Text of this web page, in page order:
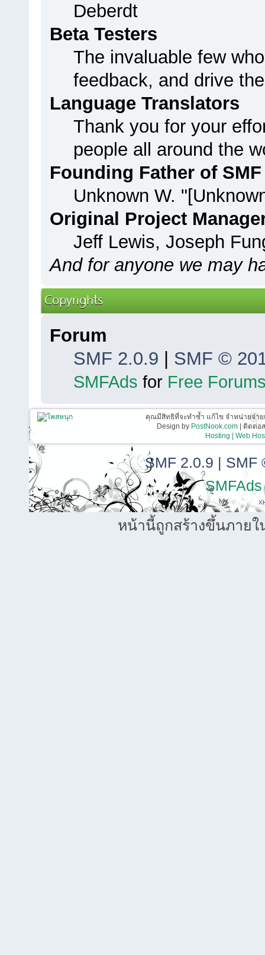
Deberdt
Beta Testers
The invaluable few
feedback, and drive
Language Translators
Thank you for your
people all around the
Founding Father of SMF
Unknown W.
Original Project
Jeff Lewis, Joseph
And for anyone we may
Copyrights
Forum
SMF 2.0.9
SMF ©
SMFAds for Free
คุณมีสิทธิที่จะทำซ้ำ แก้ไข จำหน่ายจ่า
Design by PostNook.com| ติดต่อส
Hosting | Web
SMF 2.0.9 | SMF
SMFAds
หน้านี้ถูกสร้างขึ้นภายใ